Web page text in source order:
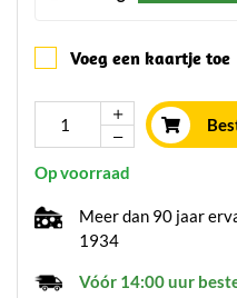
Voeg een kaartje toe
Op voorraad
Meer dan 90 jaar
1934
Vóór 14:00 uur